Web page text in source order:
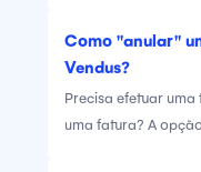
Como "anular"
Vendus?
Precisa efetuar
uma fatura? A